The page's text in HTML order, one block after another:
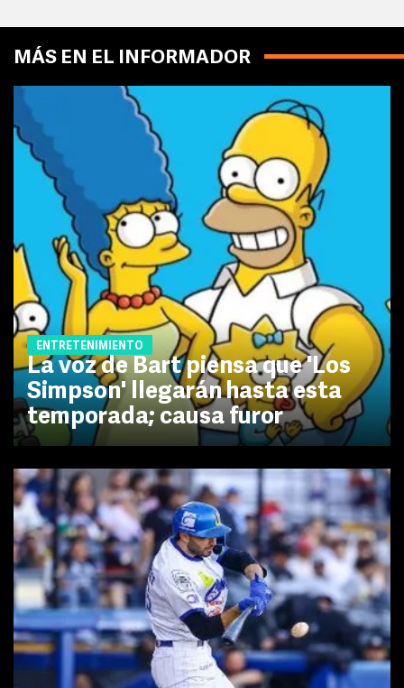
MÁS EN EL INFORMADOR
ENTRETENIMIENTO
La voz de Bart piensa que 'Los
Simpson' llegarán hasta esta
temporada; causa furor